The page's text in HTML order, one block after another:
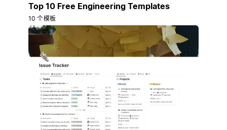
Top 10 Free Engineering Templates
10 个模板